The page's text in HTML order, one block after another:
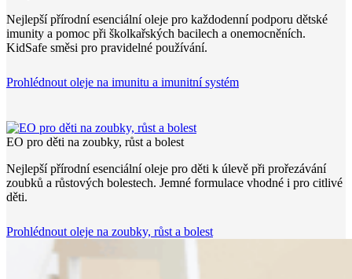
Nejlepší přírodní esenciální oleje pro každodenní podporu dětské
imunity a pomoc při školkařských bacilech a onemocněních.
KidSafe směsi pro pravidelné používání.
Prohlédnout oleje na imunitu a imunitní systém
EO pro děti na zoubky, růst a bolest
Nejlepší přírodní esenciální oleje pro děti k úlevě při prořezávání
zoubků a růstových bolestech. Jemné formulace vhodné i pro citlivé
děti.
Prohlédnout oleje na zoubky, růst a bolest